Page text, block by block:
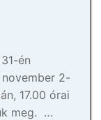
én
2-
17.00 órai
meg. …